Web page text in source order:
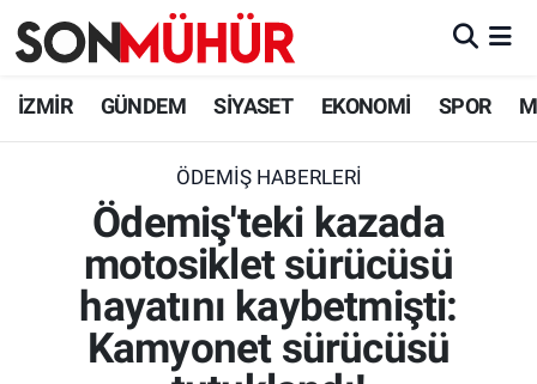
İZMİR GÜNDEM SİYASET EKONOMİ SPOR
ÖDEMIŞ HABERLERI
Ödemiş'teki kazada
motosiklet sürücüsü
hayatını kaybetmişti:
Kamyonet sürücüsü
İzmir Nöbetçi Eczaneler
İzmir Namaz Vakitleri
İzmir Trafik Yoğunluk Haritası
Süper Lig Puan Durumu ve Fikstür